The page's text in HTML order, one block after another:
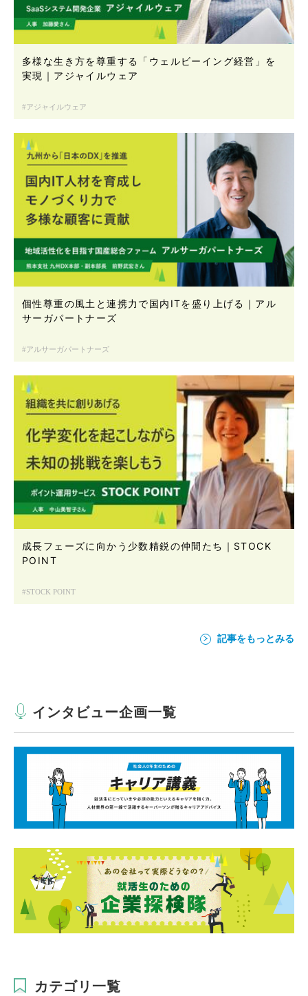
多様な生き方を尊重する「ウェルビーイング経営」を
実現｜アジャイルウェア
アジャイルウェア
個性尊重の風土と連携力で国内ITを盛り上げる｜アル
サーガパートナーズ
アルサーガパートナーズ
成長フェーズに向かう少数精鋭の仲間たち｜STOCK
POINT
STOCK POINT
記事をもっとみる
インタビュー企画一覧
カテゴリ一覧